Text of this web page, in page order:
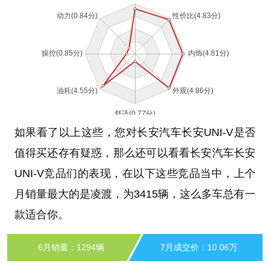
如果看了以上这些，您对长安汽车长安UNI-V是否
值得买还存有疑惑，那么还可以看看长安汽车长安
UNI-V竞品们的表现，在以下这些竞品当中，上个
月销量最大的是凌渡，为3415辆，这么多车总有一
款适合你。
6月销量：1294辆 7月成交价：10.06万